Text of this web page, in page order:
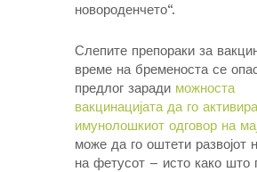
новороденчето“.
Слепите препораки за
време на бременоста се
предлог заради можноста
вакцинацијата да го активира
имунолошкиот одговор на
може да го оштети развојот
на фетусот – исто како што